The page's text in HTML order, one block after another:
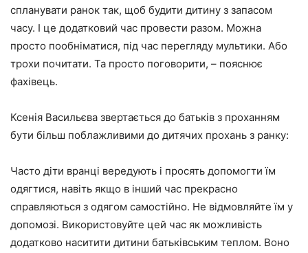
спланувати ранок так, щоб будити дитину з запасом
часу. І це додатковий час провести разом. Можна
просто пообніматися, під час перегляду мультики. Або
трохи почитати. Та просто поговорити, – пояснює
фахівець.
Ксенія Васильєва звертається до батьків з проханням
бути більш поблажливими до дитячих прохань з ранку:
Часто діти вранці вередують і просять допомогти їм
одягтися, навіть якщо в інший час прекрасно
справляються з одягом самостійно. Не відмовляйте їм у
допомозі. Використовуйте цей час як можливість
додатково наситити дитини батьківським теплом. Воно